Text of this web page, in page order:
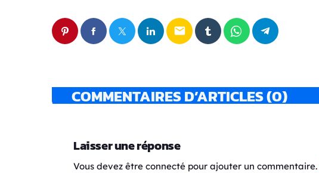
email
COMMENTAIRES D’ARTICLES (0)
Laisser une réponse
Vous devez être connecté pour ajouter un commentaire.